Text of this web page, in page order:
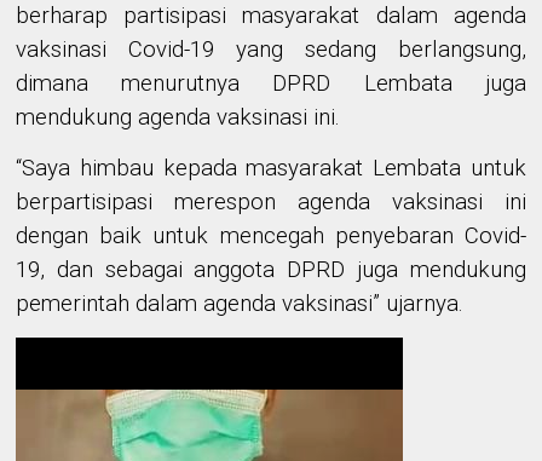
berharap partisipasi masyarakat dalam agenda
vaksinasi Covid-19 yang sedang berlangsung,
dimana menurutnya DPRD Lembata juga
mendukung agenda vaksinasi ini.
“Saya himbau kepada masyarakat Lembata untuk
berpartisipasi merespon agenda vaksinasi ini
dengan baik untuk mencegah penyebaran Covid-
19, dan sebagai anggota DPRD jugamendukung
pemerintah dalam agenda vaksinasi” ujarnya.